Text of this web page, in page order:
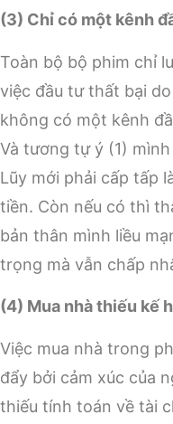
(3) Chỉ có một kênh
Toàn bộ bộ phim chỉ
việc đầu tư thất bại
không có một kênh
Và tương tự ý (1)
Lũy mới phải cấp tấp
tiền. Còn nếu có thì
bản thân mình liều
trọng mà vẫn chấp
(4) Mua nhà thiếu kế
Việc mua nhà trong
đẩy bởi cảm xúc của
thiếu tính toán về tài